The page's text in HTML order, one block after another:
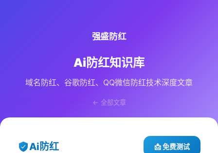
强盛防红
Ai防红知识库
域名防红、谷歌防红、QQ微信防红技术深度文章
← 全部文章
Ai防红 📩 免费测试